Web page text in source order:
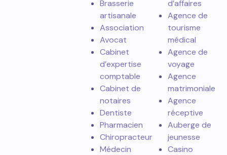
Brasserie
artisanale
Association
Avocat
Cabinet
d’expertise
comptable
Cabinet de
notaires
Dentiste
Pharmacien
Chiropracteur
Médecin
d’affaires
Agence de
tourisme
médical
Agence de
voyage
Agence
matrimoniale
Agence
réceptive
Auberge de
jeunesse
Casino